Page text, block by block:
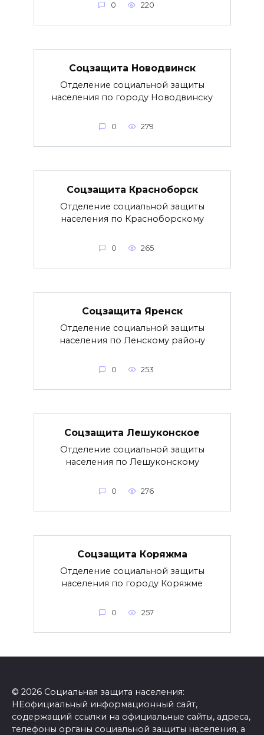
0 220
Соцзащита Новодвинск
Отделение социальной защиты
населения по городу Новодвинску
0 279
Соцзащита Красноборск
Отделение социальной защиты
населения по Красноборскому
0 265
Соцзащита Яренск
Отделение социальной защиты
населения по Ленскому району
0 253
Соцзащита Лешуконское
Отделение социальной защиты
населения по Лешуконскому
0 276
Соцзащита Коряжма
Отделение социальной защиты
населения по городу Коряжме
0 257
© 2026 Социальная защита населения:
НЕофициальный информационный сайт,
содержащий ссылки на официальные сайты, адреса,
телефоны органы социальной защиты населения, а